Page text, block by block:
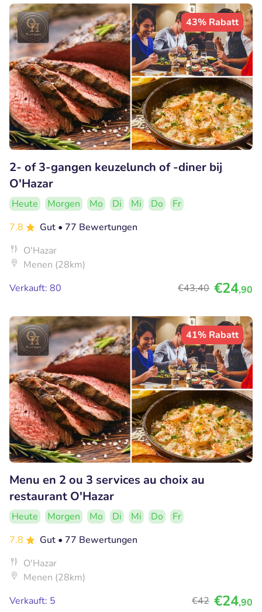
43% Rabatt
2- of 3-gangen keuzelunch of -diner bij
O'Hazar
Heute Morgen Mo Di Mi Do
Fr
7.8
Gut • 77 Bewertungen
O'Hazar
Menen (28km)
Verkauft: 80
€43,40 €24,90
41% Rabatt
Menu en 2 ou 3 services au choix au
restaurant O'Hazar
Heute Morgen Mo Di Mi Do
Fr
7.8
Gut • 77 Bewertungen
O'Hazar
Menen (28km)
Verkauft: 5
€42 €24,90